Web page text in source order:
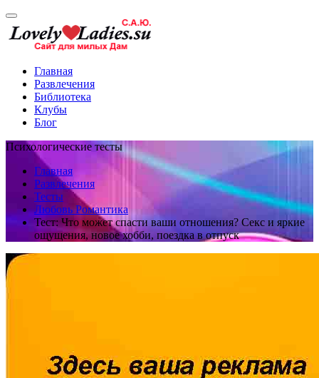
Главная
Развлечения
Библиотека
Клубы
Блог
Психологические тесты
Главная
Развлечения
Тесты
Любовь Романтика
Тест: Что может спасти ваши отношения? Секс и яркие
ощущения, новое хобби, поездка в отпуск